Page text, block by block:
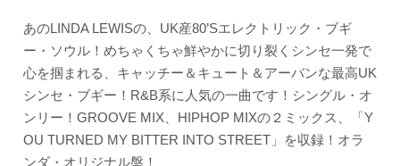
あのLINDA LEWISの、UK産80’Sエレクトリック・ブギ
ー・ソウル！めちゃくちゃ鮮やかに切り裂くシンセ一発で
心を掴まれる、キャッチー＆キュート＆アーバンな最高UK
シンセ・ブギー！R&B系に人気の一曲です！シングル・オ
ンリー！GROOVE MIX、HIPHOP MIXの２ミックス、「Y
OU TURNED MY BITTER INTO STREET」を収録！オラ
ンダ・オリジナル盤！